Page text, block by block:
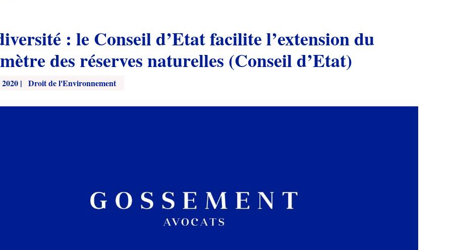
: le Conseil d’Etat facilite l’extension du
des réserves naturelles (Conseil d’Etat)
| Droit de l'Environnement